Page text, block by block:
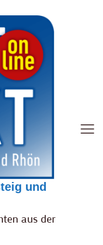
und
aus der